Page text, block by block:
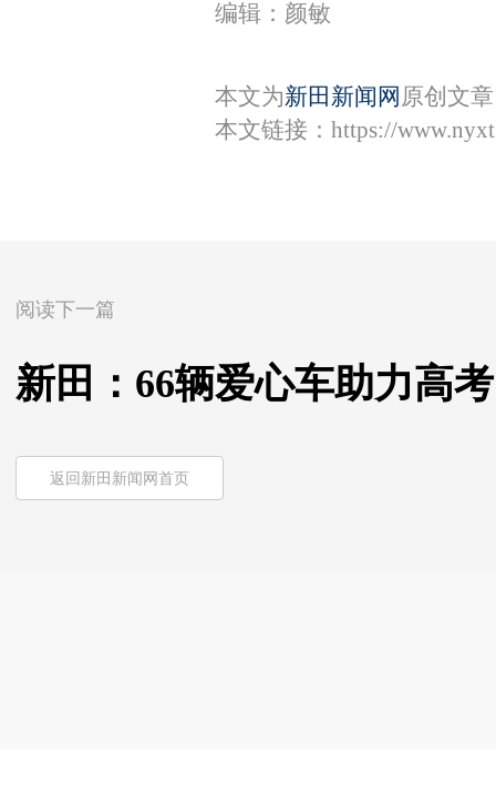
编辑：颜敏
本文为新田新闻网 原创文
本文链接： https://
阅读下一篇
新田：66辆爱心车助力高
返回新田新闻网首页